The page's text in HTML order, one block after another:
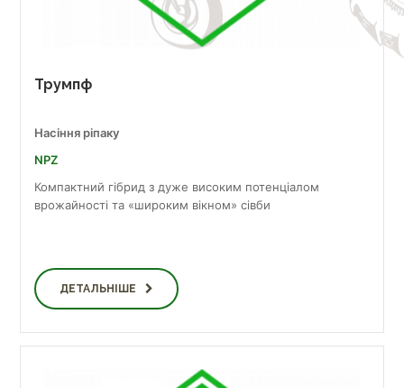
Трумпф
Насіння ріпаку
NPZ
Компактний гібрид з дуже високим потенціалом
врожайності та «широким вікном» сівби
ДЕТАЛЬНІШЕ